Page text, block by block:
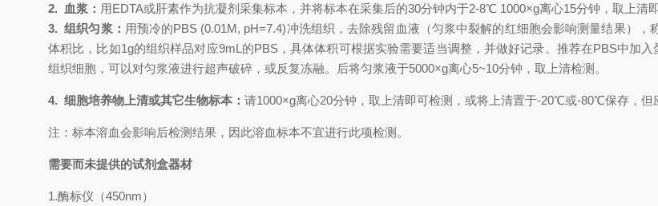
2.
血浆 ： 用EDTA或肝素作为抗凝剂采集标本，并将标本在采集后的30分钟内于2-8℃ 1000×g离心15分钟，取上清
3. 组织匀浆： 用预冷的PBS (0.01M, pH=7.4)冲洗组织，去除残留血液（匀浆中裂解的红细胞会影响测量结果）
体积比，比如1g的组织样品对应9mL的PBS，具体体积可根据实验需要适当调整，并做好记录。推荐在PBS中加
组织细胞，可以对匀浆液进行超声破碎，或反复冻融。后将匀浆液于5000×g离心5~10分钟，取上清检测。
4. 细胞培养物上清或其它生物标本： 请1000×g离心20分钟，取上清即可检测，或将上清置于-20℃或-80℃保存，但
注：标本溶血会影响后检测结果，因此溶血标本不宜进行此项检测。
需要而未提供的试剂盒器材
1.酶标仪（450nm）